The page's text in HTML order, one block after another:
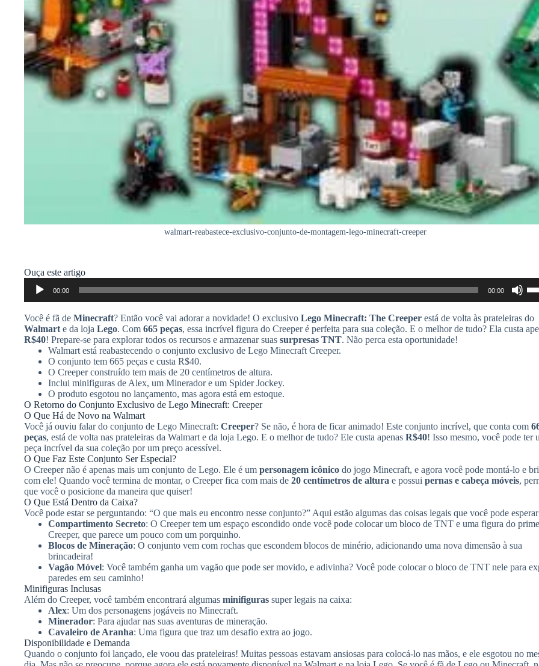
walmart-reabastece-exclusivo-conjunto-de-montagem-lego-minecraft-creeper
Ouça este artigo
Tocador
áudio
00:00 00:00
as
ou
Você é fã de Minecraft? Então você vai adorar a novidade! O exclusivo Lego Minecraft: The Creeper está de volta às prateleiras do
Walmart e da loja Lego. Com 665 peças, essa incrível figura do Creeper é perfeita para sua coleção. E o melhor de tudo? Ela custa
R$40! Prepare-se para explorar todos os recursos e armazenar suas surpresas TNT. Não perca esta oportunidade!
Walmart está reabastecendo o conjunto exclusivo de Lego Minecraft Creeper.
O conjunto tem 665 peças e custa R$40.
O Creeper construído tem mais de 20 centímetros de altura.
Inclui minifiguras de Alex, um Minerador e um Spider Jockey.
O produto esgotou no lançamento, mas agora está em estoque.
O Retorno do Conjunto Exclusivo de Lego Minecraft: Creeper
O Que Há de Novo na Walmart
Você já ouviu falar do conjunto de Lego Minecraft: Creeper? Se não, é hora de ficar animado! Este conjunto incrível, que conta com
peças, está de volta nas prateleiras da Walmart e da loja Lego. E o melhor de tudo? Ele custa apenas R$40! Isso mesmo, você pode ter
peça incrível da sua coleção por um preço acessível.
O Que Faz Este Conjunto Ser Especial?
O Creeper não é apenas mais um conjunto de Lego. Ele é um personagem icônico do jogo Minecraft, e agora você pode montá-lo e
com ele! Quando você termina de montar, o Creeper fica com mais de 20 centímetros de altura e possui pernas e cabeça móveis,
que você o posicione da maneira que quiser!
O Que Está Dentro da Caixa?
Você pode estar se perguntando: “O que mais eu encontro nesse conjunto?” Aqui estão algumas das coisas legais que você pode
Compartimento Secreto: O Creeper tem um espaço escondido onde você pode colocar um bloco de TNT e uma figura do
Creeper, que parece um pouco com um porquinho.
Blocos de Mineração: O conjunto vem com rochas que escondem blocos de minério, adicionando uma nova dimensão à sua
brincadeira!
Vagão Móvel: Você também ganha um vagão que pode ser movido, e adivinha? Você pode colocar o bloco de TNT nele para
paredes em seu caminho!
Minifiguras Inclusas
Além do Creeper, você também encontrará algumas minifiguras super legais na caixa:
Alex: Um dos personagens jogáveis no Minecraft.
Minerador: Para ajudar nas suas aventuras de mineração.
Cavaleiro de Aranha: Uma figura que traz um desafio extra ao jogo.
Disponibilidade e Demanda
Quando o conjunto foi lançado, ele voou das prateleiras! Muitas pessoas estavam ansiosas para colocá-lo nas mãos, e ele esgotou no